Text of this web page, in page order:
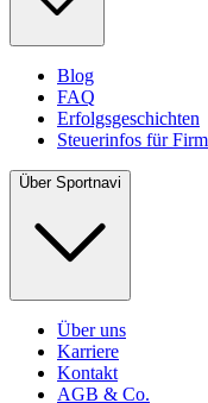
Blog
FAQ
Erfolgsgeschichten
Steuerinfos für
Über Sportnavi
Über uns
Karriere
Kontakt
AGB & Co.